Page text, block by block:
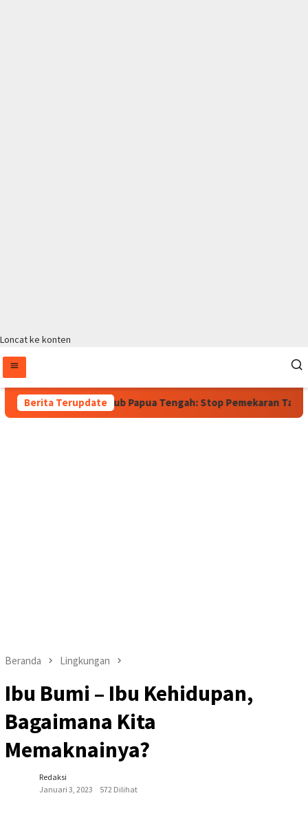
Loncat ke konten
Berita Terupdate
Berlaku, Wagub Papua Tengah: Stop Pemekaran Tanpa
Beranda Lingkungan
Ibu Bumi – Ibu Kehidupan,
Bagaimana Kita
Memaknainya?
Redaksi
Januari 3, 2023
572 Dilihat